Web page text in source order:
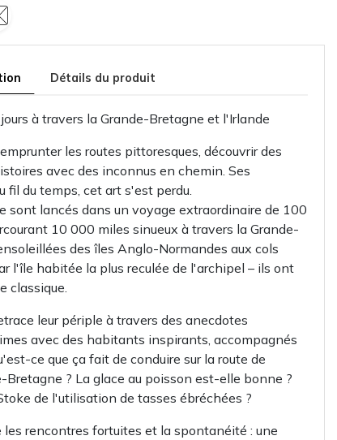
Détails du produit
à travers la Grande-Bretagne et l'Irlande
les routes pittoresques, découvrir des
avec des inconnus en chemin. Ses
fil du temps, cet art s'est perdu.
sont lancés dans un voyage extraordinaire de 100
10 000 miles sinueux à travers la Grande-
des îles Anglo-Normandes aux cols
l'île habitée la plus reculée de l'archipel – ils ont
classique.
leur périple à travers des anecdotes
avec des habitants inspirants, accompagnés
ce que ça fait de conduire sur la route de
Bretagne ? La glace au poisson est-elle bonne ?
de l'utilisation de tasses ébréchées ?
les rencontres fortuites et la spontanéité : une